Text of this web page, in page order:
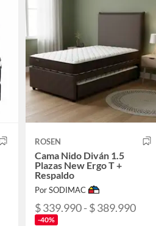
ROSEN
Cama Nido Diván 1.5
Plazas New Ergo T +
Respaldo
Por SODIMAC
$ 339.990 - $ 389.990
-40%